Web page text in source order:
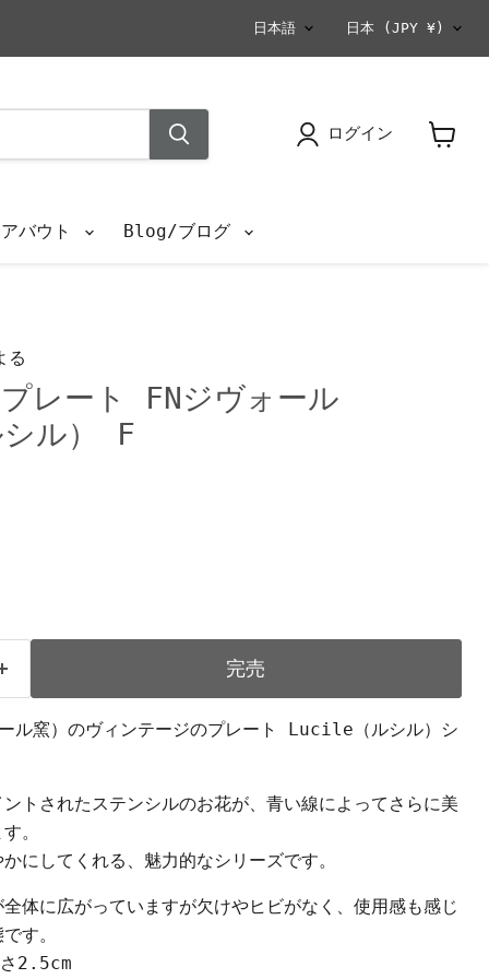
言
語
日本語 国
日本 (JPY ¥)
ログイン
バウト Blog/ブログ
レート FNジヴォール
ル） F
完売
ル窯）のヴィンテージのプレート Lucile（ルシル）シ
トされたステンシルのお花が、青い線によってさらに美
。
にしてくれる、魅力的なシリーズです。
体に広がっていますが欠けやヒビがなく、使用感も感じ
す。
2.5cm